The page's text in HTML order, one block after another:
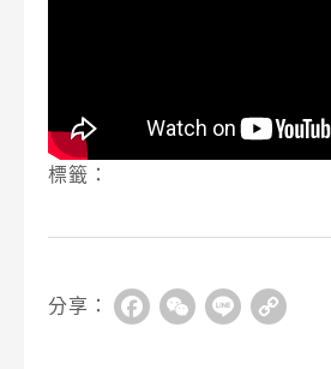
標籤：
分享： FacebookWeChat
Line